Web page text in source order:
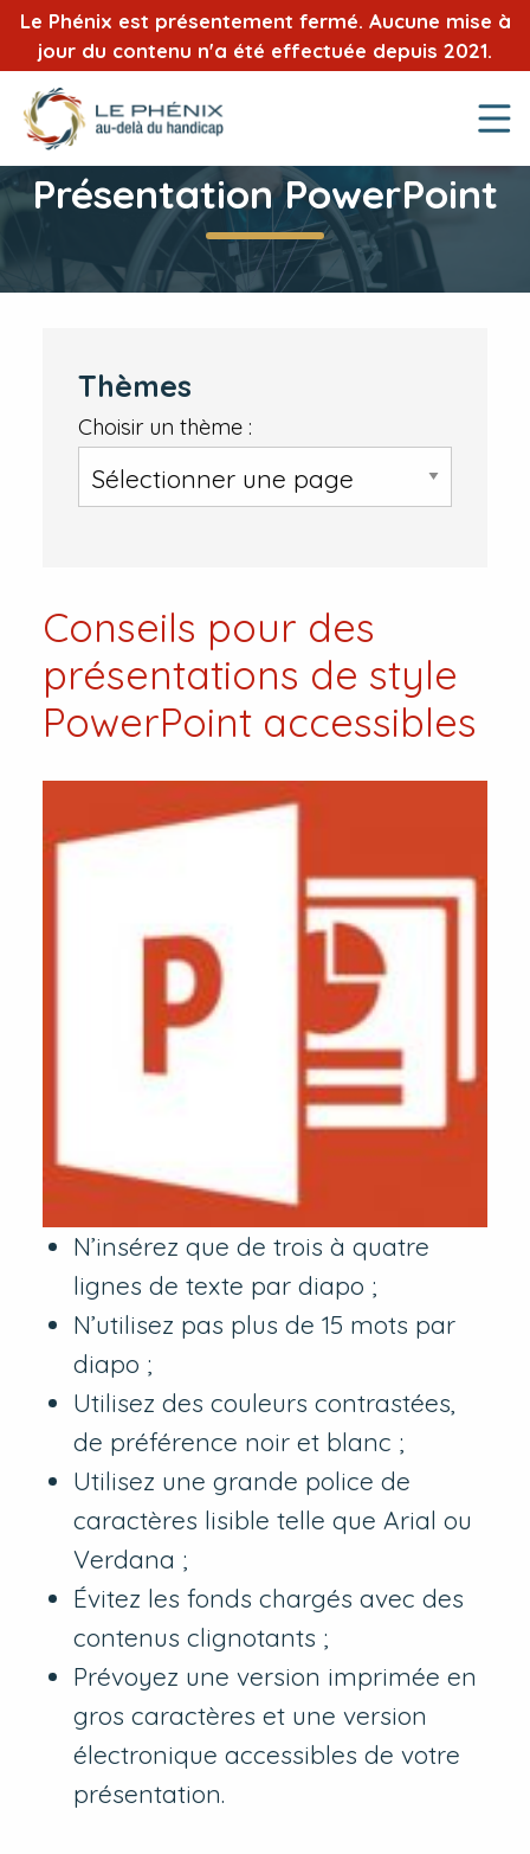
Le Phénix est présentement fermé. Aucune mise à
jour du contenu n'a été effectuée depuis 2021.
Présentation PowerPoint
Conseils pour des
présentations de style
PowerPoint accessibles
N’insérez que de trois à quatre
lignes de texte par diapo ;
N’utilisez pas plus de 15 mots par
diapo ;
Utilisez des couleurs contrastées,
de préférence noir et blanc ;
Utilisez une grande police de
caractères lisible telle que Arial ou
Verdana ;
Évitez les fonds chargés avec des
contenus clignotants ;
Prévoyez une version imprimée en
gros caractères et une version
électronique accessibles de votre
présentation.
Thèmes
Choisir un thème :